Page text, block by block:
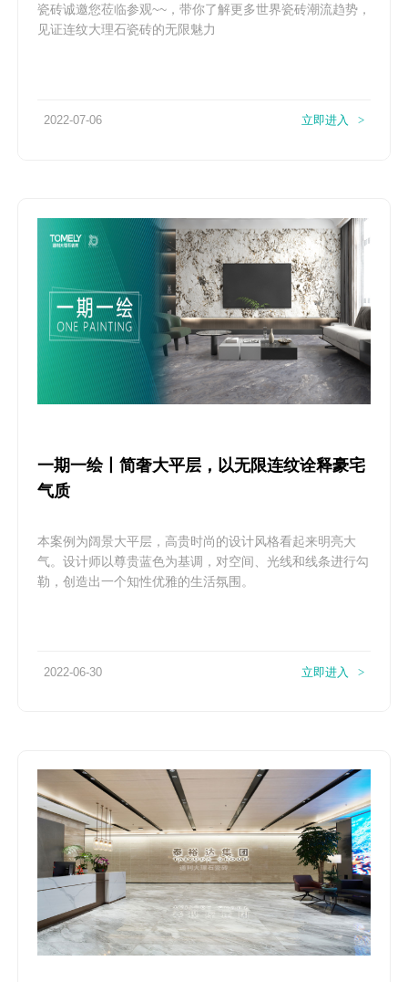
瓷砖诚邀您莅临参观~~，带你了解更多世界瓷砖潮流趋势，
见证连纹大理石瓷砖的无限魅力
2022-07-06 立即进入 >
一期一绘丨简奢大平层，以无限连纹诠释豪宅
气质
本案例为阔景大平层，高贵时尚的设计风格看起来明亮大
气。设计师以尊贵蓝色为基调，对空间、光线和线条进行勾
勒，创造出一个知性优雅的生活氛围。
2022-06-30 立即进入 >